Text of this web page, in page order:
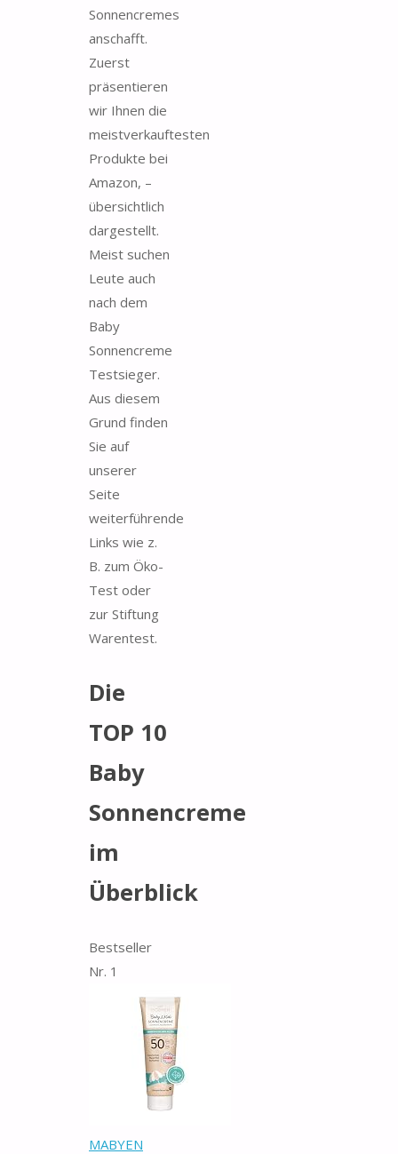
Sonnencremes
anschafft.
Zuerst
präsentieren
wir Ihnen die
meistverkauftesten
Produkte bei
Amazon, –
übersichtlich
dargestellt.
Meist suchen
Leute auch
nach dem
Baby
Sonnencreme
Testsieger.
Aus diesem
Grund finden
Sie auf
unserer
Seite
weiterführende
Links wie z.
B. zum Öko-
Test oder
zur Stiftung
Warentest.
Die
TOP 10
Baby
Sonnencreme
im
Überblick
Bestseller
Nr. 1
MABYEN